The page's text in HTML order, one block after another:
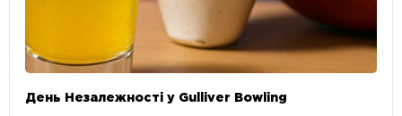
День Незалежності у Gulliver Bowling